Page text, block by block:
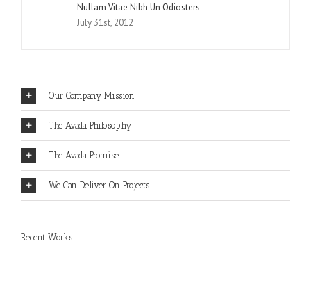
Nullam Vitae Nibh Un Odiosters
July 31st, 2012
Our Company Mission
The Avada Philosophy
The Avada Promise
We Can Deliver On Projects
Recent Works